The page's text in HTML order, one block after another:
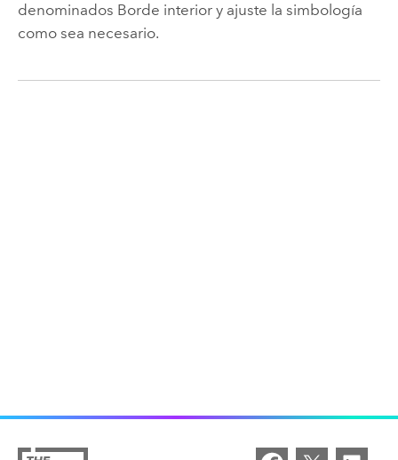
denominados Borde interior y ajuste la simbología
como sea necesario.